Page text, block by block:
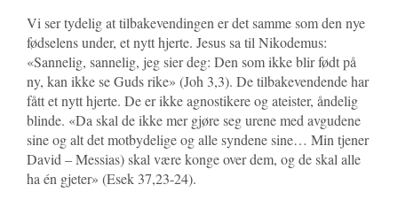
Vi ser tydelig at tilbakevendingen er det samme som den nye
fødselens under, et nytt hjerte. Jesus sa til Nikodemus:
«Sannelig, sannelig, jeg sier deg: Den som ikke blir født på
ny, kan ikke se Guds rike» (Joh 3,3). De tilbakevendende har
fått et nytt hjerte. De er ikke agnostikere og ateister, åndelig
blinde. «Da skal de ikke mer gjøre seg urene med avgudene
sine og alt det motbydelige og alle syndene sine… Min tjener
David – Messias) skal være konge over dem, og de skal alle
ha én gjeter» (Esek 37,23-24).